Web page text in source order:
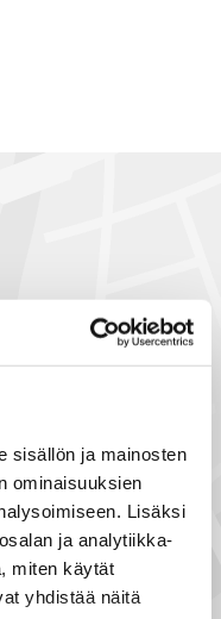
sisällön ja mainosten
ominaisuuksien
Lisäksi
ja analytiikka-
miten käytät
yhdistää näitä
l